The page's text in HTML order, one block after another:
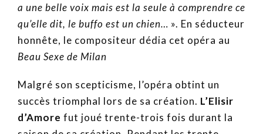
a une belle voix mais est la seule à comprendre ce
qu’elle dit, le buffo est un chien… ». En séducteur
honnête, le compositeur dédia cet opéra au
Beau Sexe de Milan
Malgré son scepticisme, l’opéra obtint un
succès triomphal lors de sa création. L’Elisir
d’Amore fut joué trente-trois fois durant la